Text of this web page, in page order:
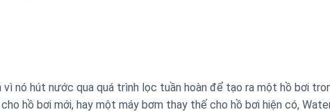
nó hút nước qua quá trình lọc tuần hoàn để tạo ra một hồ bơi
hồ bơi mới, hay một máy bơm thay thế cho hồ bơi hiện có,